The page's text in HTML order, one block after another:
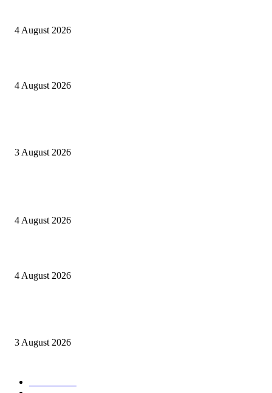
4 August 2026
4 August 2026
3 August 2026
4 August 2026
4 August 2026
3 August 2026